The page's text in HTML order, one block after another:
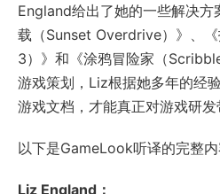
England给出了她的一些解决方
载（Sunset Overdrive）》、
3）》和《涂鸦冒险家（
游戏策划，Liz根据她多年的经
游戏文档，才能真正对游戏研发
以下是GameLook听译的完整内
Liz England：